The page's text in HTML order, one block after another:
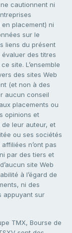
cautionnent ni
placement) ni
sur le
liens du présent
des titres
site. L’ensemble
des sites Web
(et non à des
aucun conseil
placements ou
opinions et
leur auteur, et
ou ses sociétés
n’ont pas
par des tiers et
site Web
à l’égard de
ni des
appuyant sur
TMX, Bourse de